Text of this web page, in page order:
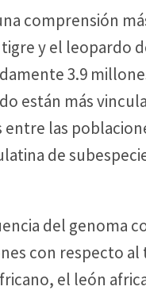
comprensión
y el leopardo
3.9
están más
las
de
del genoma
con respecto al
el león